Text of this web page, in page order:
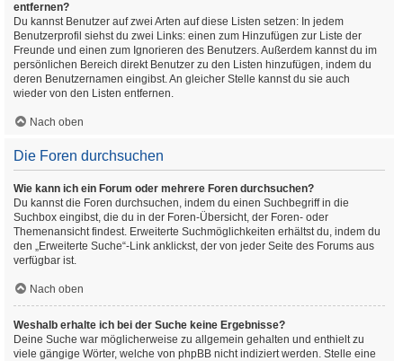
entfernen?
Du kannst Benutzer auf zwei Arten auf diese Listen setzen: In jedem
Benutzerprofil siehst du zwei Links: einen zum Hinzufügen zur Liste der
Freunde und einen zum Ignorieren des Benutzers. Außerdem kannst du im
persönlichen Bereich direkt Benutzer zu den Listen hinzufügen, indem du
deren Benutzernamen eingibst. An gleicher Stelle kannst du sie auch
wieder von den Listen entfernen.
Nach oben
Die Foren durchsuchen
Wie kann ich ein Forum oder mehrere Foren durchsuchen?
Du kannst die Foren durchsuchen, indem du einen Suchbegriff in die
Suchbox eingibst, die du in der Foren-Übersicht, der Foren- oder
Themenansicht findest. Erweiterte Suchmöglichkeiten erhältst du, indem du
den „Erweiterte Suche“-Link anklickst, der von jeder Seite des Forums aus
verfügbar ist.
Nach oben
Weshalb erhalte ich bei der Suche keine Ergebnisse?
Deine Suche war möglicherweise zu allgemein gehalten und enthielt zu
viele gängige Wörter, welche von phpBB nicht indiziert werden. Stelle eine